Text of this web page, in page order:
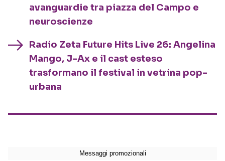
avanguardie tra piazza del Campo e
neuroscienze
Radio Zeta Future Hits Live 26: Angelina
Mango, J-Ax e il cast esteso
trasformano il festival in vetrina pop-
urbana